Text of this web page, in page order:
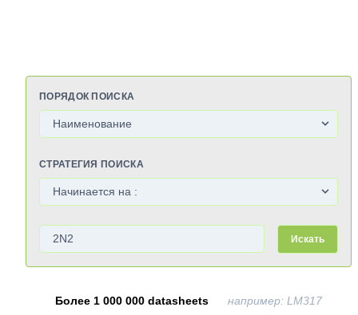
ПОРЯДОК ПОИСКА
СТРАТЕГИЯ ПОИСКА
Искать
Более 1 000 000 datasheets например: LM317